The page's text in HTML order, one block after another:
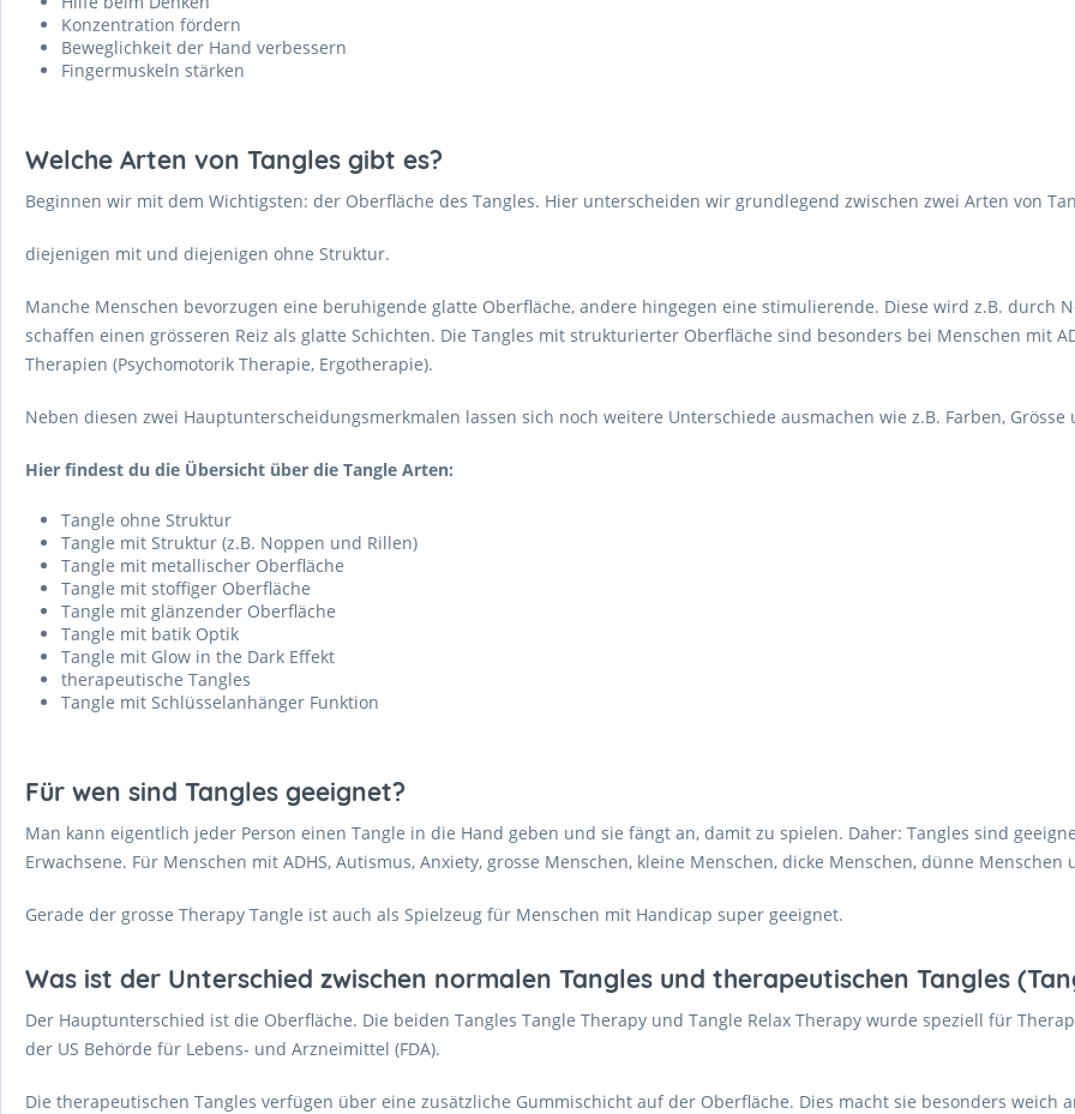
Konzentration fördern
Beweglichkeit der Hand verbessern
Fingermuskeln stärken
Welche Arten von Tangles gibt es?
Beginnen wir mit dem Wichtigsten: der Oberfläche des Tangles. Hier unterscheiden wir grundlegend zwischen zwei Arten von
diejenigen mit und diejenigen ohne Struktur.
Manche Menschen bevorzugen eine beruhigende glatte Oberfläche, andere hingegen eine stimulierende. Diese wird z.B. durch
schaffen einen grösseren Reiz als glatte Schichten. Die Tangles mit strukturierter Oberfläche sind besonders bei Menschen mit
Therapien (Psychomotorik Therapie, Ergotherapie).
Neben diesen zwei Hauptunterscheidungsmerkmalen lassen sich noch weitere Unterschiede ausmachen wie z.B. Farben, Grösse
Hier findest du die Übersicht über die Tangle Arten:
Tangle ohne Struktur
Tangle mit Struktur (z.B. Noppen und Rillen)
Tangle mit metallischer Oberfläche
Tangle mit stoffiger Oberfläche
Tangle mit glänzender Oberfläche
Tangle mit batik Optik
Tangle mit Glow in the Dark Effekt
therapeutische Tangles
Tangle mit Schlüsselanhänger Funktion
Für wen sind Tangles geeignet?
Man kann eigentlich jeder Person einen Tangle in die Hand geben und sie fängt an, damit zu spielen. Daher: Tangles sind
Erwachsene. Für Menschen mit ADHS, Autismus, Anxiety, grosse Menschen, kleine Menschen, dicke Menschen, dünne Menschen
Gerade der grosse Therapy Tangle ist auch als Spielzeug für Menschen mit Handicap super geeignet.
Was ist der Unterschied zwischen normalen Tangles und therapeutischen Tangles
Der Hauptunterschied ist die Oberfläche. Die beiden Tangles Tangle Therapy und Tangle Relax Therapy wurde speziell für
der US Behörde für Lebens- und Arzneimittel (FDA).
Die therapeutischen Tangles verfügen über eine zusätzliche Gummischicht auf der Oberfläche. Dies macht sie besonders weich